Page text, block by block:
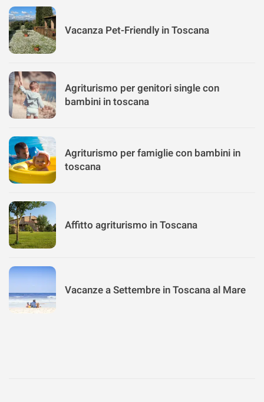
Vacanza Pet-Friendly in Toscana
Agriturismo per genitori single con
bambini in toscana
Agriturismo per famiglie con bambini in
toscana
Affitto agriturismo in Toscana
Vacanze a Settembre in Toscana al Mare